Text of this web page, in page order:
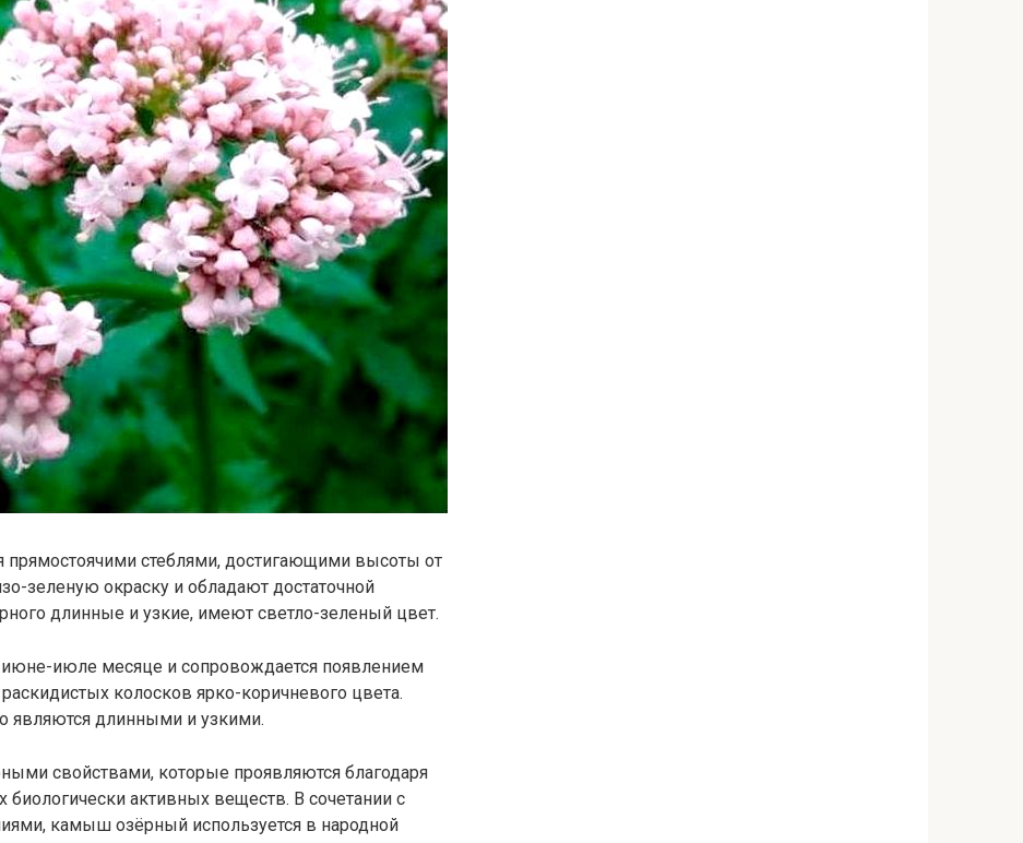
прямостоячими стеблями, достигающими высоты от
зеленую окраску и обладают достаточной
длинные и узкие, имеют светло-зеленый цвет.
июне-июле месяце и сопровождается появлением
колосков ярко-коричневого цвета.
являются длинными и узкими.
свойствами, которые проявляются благодаря
биологически активных веществ. В сочетании с
камыш озёрный используется в народной